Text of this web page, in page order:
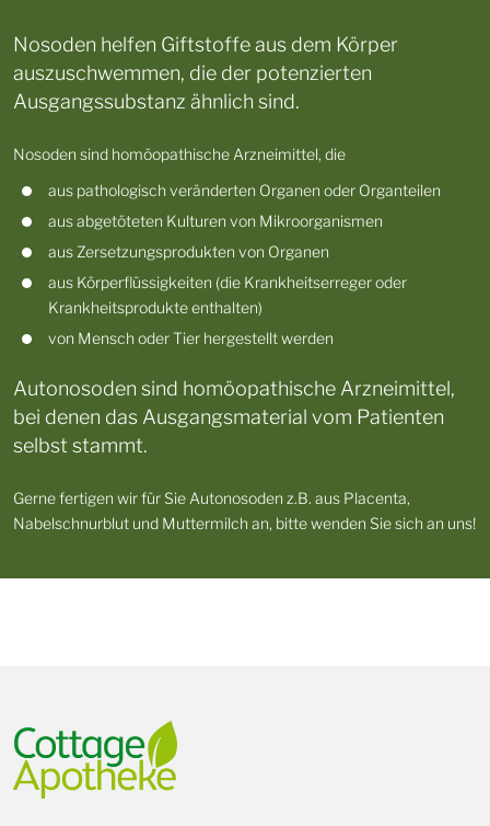
Nosoden helfen Giftstoffe aus dem Körper
auszuschwemmen, die der potenzierten
Ausgangssubstanz ähnlich sind.
Nosoden sind homöopathische Arzneimittel, die
aus pathologisch veränderten Organen oder Organteilen
aus abgetöteten Kulturen von Mikroorganismen
aus Zersetzungsprodukten von Organen
aus Körperflüssigkeiten (die Krankheitserreger oder
Krankheitsprodukte enthalten)
von Mensch oder Tier hergestellt werden
Autonosoden sind homöopathische Arzneimittel,
bei denen das Ausgangsmaterial vom Patienten
selbst stammt.
Gerne fertigen wir für Sie Autonosoden z.B. aus Placenta,
Nabelschnurblut und Muttermilch an, bitte wenden Sie sich an uns!